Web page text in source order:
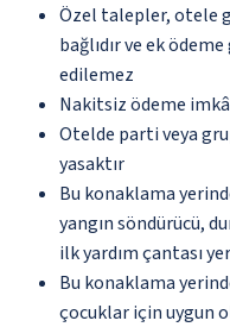
Özel talepler, otele
bağlıdır ve ek
edilemez
Nakitsiz ödeme
Otelde parti veya
yasaktır
Bu konaklama
yangın söndürücü,
ilk yardım çantası
Bu konaklama
çocuklar için uygun